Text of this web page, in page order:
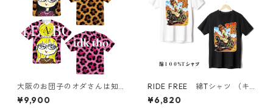
大阪のお団子のオダさんは知
らんけど ドライTシャツ
¥9,900
RIDE FREE 綿Tシャツ （キ
ッズ〜大人XL）
¥6,820